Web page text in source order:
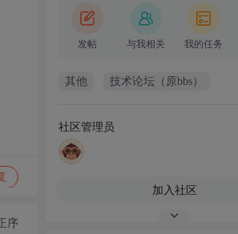
序
发帖 与我相关 我的任务
其他 技术论坛（原bbs）
社区管理员
加入社区